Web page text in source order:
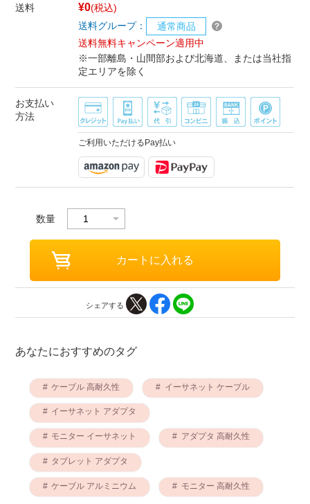
送料 ¥0(税込)
送料グループ：
通常商品
送料無料キャンペーン適用中
※一部離島・山間部および北海道、または当社指
定エリアを除く
お支払い
方法
ご利用いただけるPay払い
数量
シェアする
あなたにおすすめのタグ
ケーブル 高耐久性 イーサネット ケーブル
イーサネット アダプタ
モニター イーサネット アダプタ 高耐久性
タブレット アダプタ
ケーブル アルミニウム モニター 高耐久性